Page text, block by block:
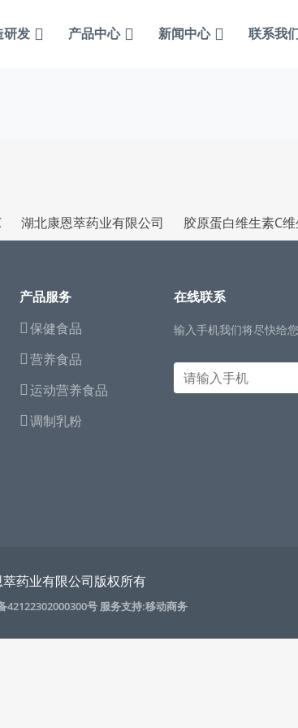
研发 产品中心 新闻中心 联系我们
湖北康恩萃药业有限公司 胶原蛋白维生素C
产品服务
保健食品
营养食品
运动营养食品
调制乳粉
在线联系
输入手机我们将尽快给
药业有限公司版权所有
42122302000300号 服务支持:移动商务